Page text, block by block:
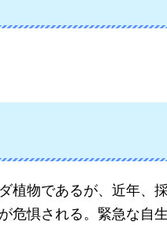
植物であるが、近年、
惧される。緊急な自